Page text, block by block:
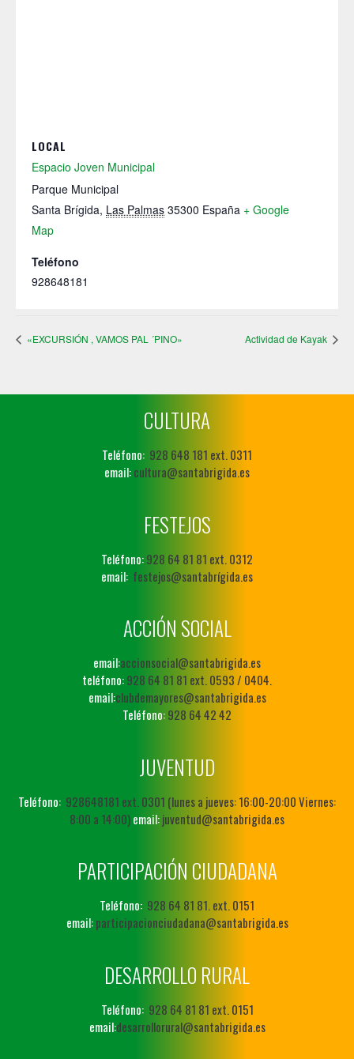
LOCAL
Espacio Joven Municipal
Parque Municipal
Santa Brígida, Las Palmas 35300 España + Google
Map
Teléfono
928648181
«EXCURSIÓN , VAMOS PAL ´PINO» Actividad de Kayak
CULTURA
Teléfono: 928 648 181 ext. 0311
email:cultura@santabrigida.es
FESTEJOS
Teléfono:928 64 81 81 ext. 0312
email: festejos@santabrígida.es
ACCIÓN SOCIAL
email:accionsocial@santabrigida.es
teléfono:928 64 81 81 ext. 0593 / 0404.
email:clubdemayores@santabrigida.es
Teléfono:928 64 42 42
JUVENTUD
Teléfono: 928648181 ext. 0301 (lunes a jueves: 16:00-20:00 Viernes:
8:00 a 14:00)email:juventud@santabrigida.es
PARTICIPACIÓN CIUDADANA
Teléfono: 928 64 81 81. ext. 0151
email:participacionciudadana@santabrigida.es
DESARROLLO RURAL
Teléfono:928 64 81 81 ext. 0151
email:desarrollorural@santabrigida.es